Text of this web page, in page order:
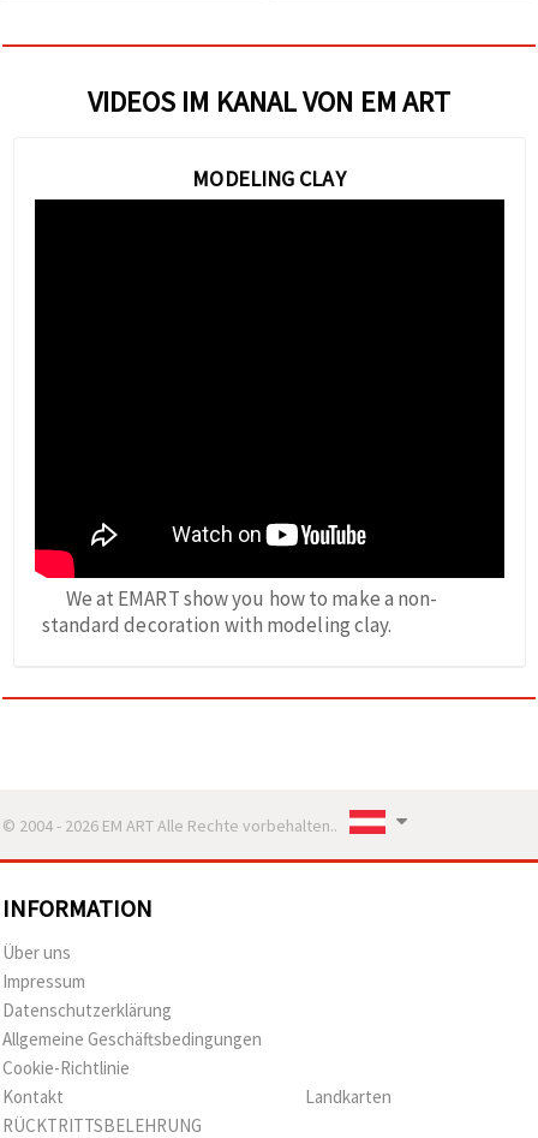
VIDEOS IM KANAL VON EM ART
MODELING CLAY
We at EMART show you how to make a non-
standard decoration with modeling clay.
© 2004 - 2026 EM ART Alle Rechte vorbehalten..
INFORMATION
Über uns
Impressum
Datenschutzerklärung
Allgemeine Geschäftsbedingungen
Cookie-Richtlinie
Kontakt
RÜCKTRITTSBELEHRUNG
Landkarten